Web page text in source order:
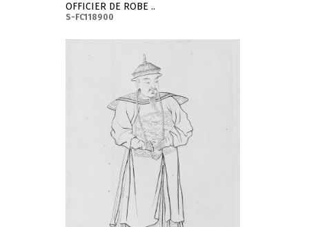
OFFICIER DE ROBE ..
S-FC118900